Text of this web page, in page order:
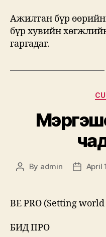
Ажилтан бүр
бүр хувийн
гаргадаг.
Post
By admin
PostApril
BE PRO (Setting
БИД ПРО